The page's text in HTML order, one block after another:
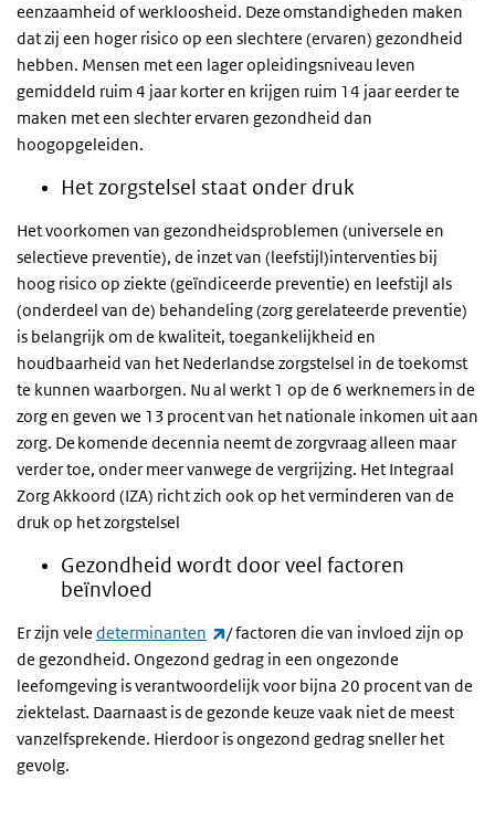
eenzaamheid of werkloosheid. Deze omstandigheden maken
dat zij een hoger risico op een slechtere (ervaren) gezondheid
hebben. Mensen met een lager opleidingsniveau leven
gemiddeld ruim 4 jaar korter en krijgen ruim 14 jaar eerder te
maken met een slechter ervaren gezondheid dan
hoogopgeleiden.
Het zorgstelsel staat onder druk
Het voorkomen van gezondheidsproblemen (universele en
selectieve preventie), de inzet van (leefstijl)interventies bij
hoog risico op ziekte (geïndiceerde preventie) en leefstijl als
(onderdeel van de) behandeling (zorg gerelateerde preventie)
is belangrijk om de kwaliteit, toegankelijkheid en
houdbaarheid van het Nederlandse zorgstelsel in de toekomst
te kunnen waarborgen. Nu al werkt 1 op de 6 werknemers in de
zorg en geven we 13 procent van het nationale inkomen uit aan
zorg. De komende decennia neemt de zorgvraag alleen maar
verder toe, onder meer vanwege de vergrijzing. Het Integraal
Zorg Akkoord (IZA) richt zich ook op het verminderen van de
druk op het zorgstelsel
Gezondheid wordt door veel factoren
beïnvloed
Er zijn vele determinanten (link is external)
/ factoren die van invloed zijn op
de gezondheid. Ongezond gedrag in een ongezonde
leefomgeving is verantwoordelijk voor bijna 20 procent van de
ziektelast. Daarnaast is de gezonde keuze vaak niet de meest
vanzelfsprekende. Hierdoor is ongezond gedrag sneller het
gevolg.